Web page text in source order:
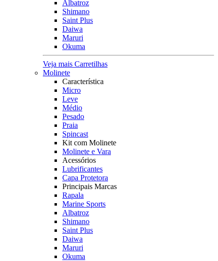
Albatroz
Shimano
Saint Plus
Daiwa
Maruri
Okuma
Veja mais Carretilhas
Molinete
Característica
Micro
Leve
Médio
Pesado
Praia
Spincast
Kit com Molinete
Molinete e Vara
Acessórios
Lubrificantes
Capa Protetora
Principais Marcas
Rapala
Marine Sports
Albatroz
Shimano
Saint Plus
Daiwa
Maruri
Okuma